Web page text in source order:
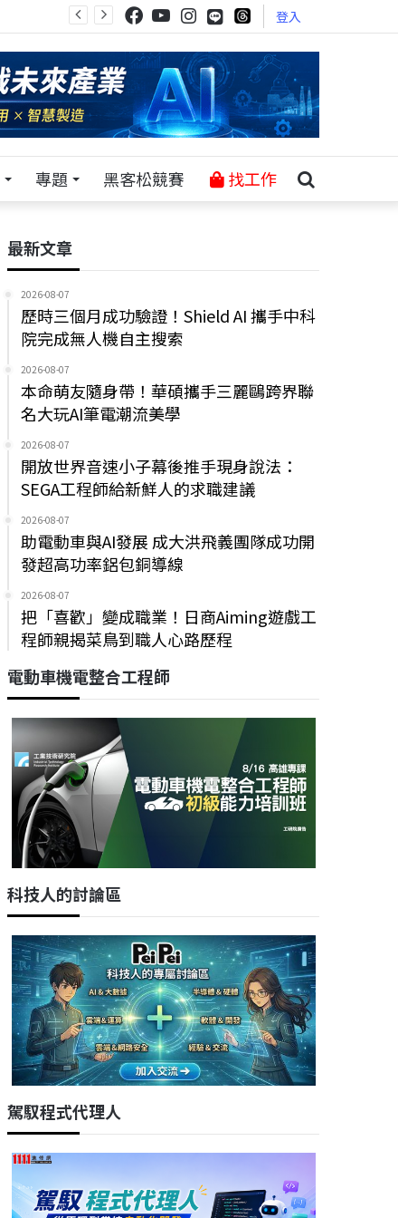
登入
專題 黑客松競賽 找工作
最新文章
2026-08-07
歷時三個月成功驗證！Shield AI 攜手中科
院完成無人機自主搜索
2026-08-07
本命萌友隨身帶！華碩攜手三麗鷗跨界聯
名大玩AI筆電潮流美學
2026-08-07
開放世界音速小子幕後推手現身說法：
SEGA工程師給新鮮人的求職建議
2026-08-07
助電動車與AI發展 成大洪飛義團隊成功開
發超高功率鋁包銅導線
2026-08-07
把「喜歡」變成職業！日商Aiming遊戲工
程師親揭菜鳥到職人心路歷程
電動車機電整合工程師
科技人的討論區
駕馭程式代理人